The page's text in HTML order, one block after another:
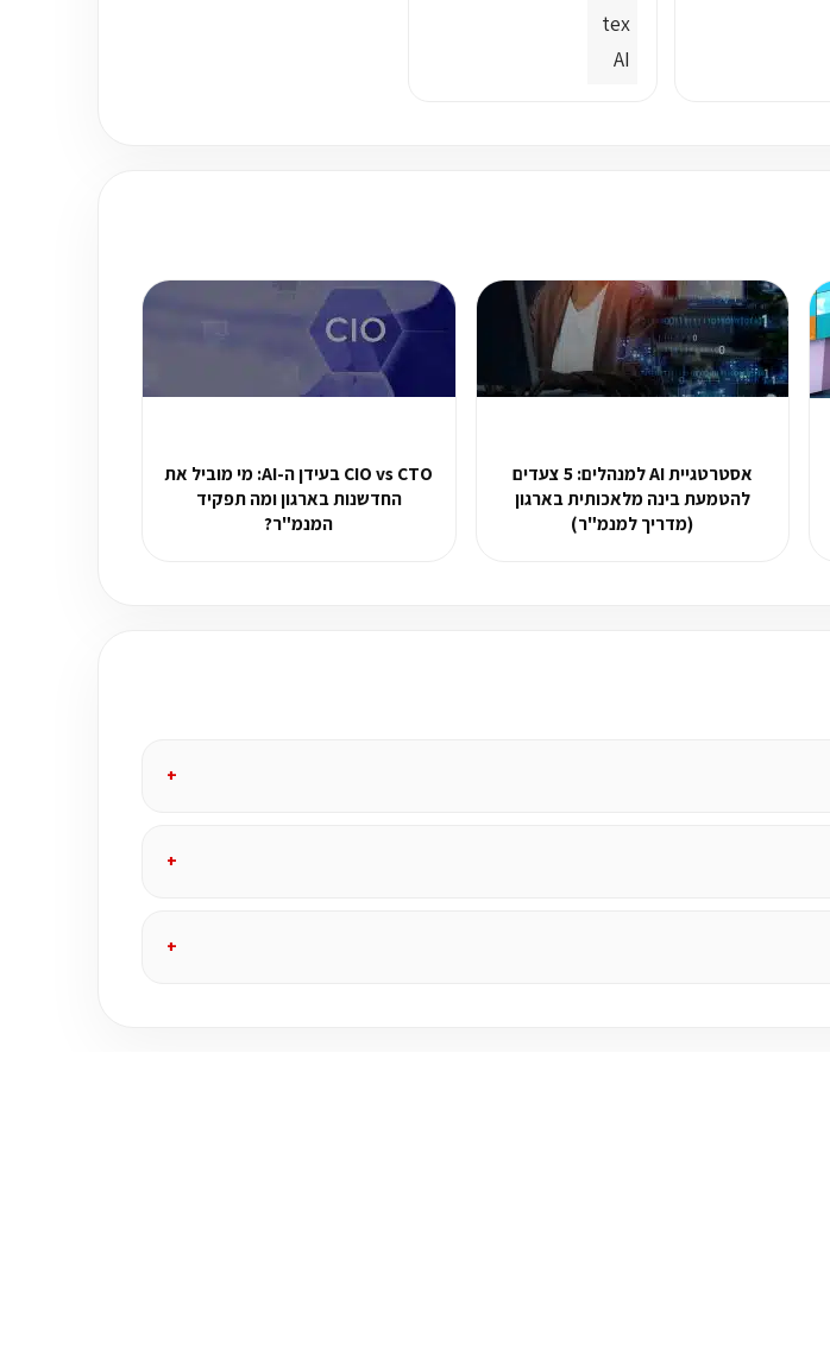
אסטרטגיית AI למנהלים: 5 צעדים
להטמעת בינה מלאכותית בארגון
(מדריך למנמ"ר)
CIO vs CTO בעידן ה-AI: מי מוביל את
החדשנות בארגון ומה תפקיד
המנמ"ר?